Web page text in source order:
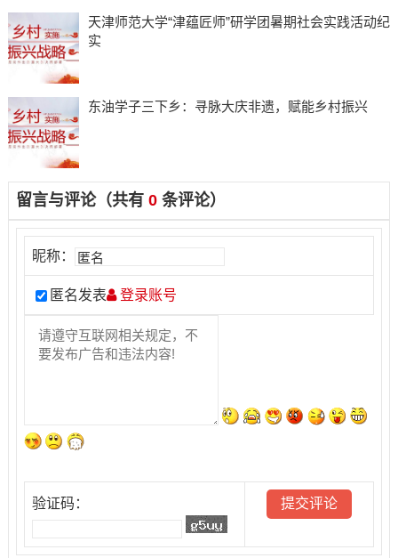
天津师范大学“津蕴匠师”研学团暑期社会实践活动纪
实
东油学子三下乡：寻脉大庆非遗，赋能乡村振兴
留言与评论（共有 0条评论）
昵称：
匿名发表 登录账号
验证码：